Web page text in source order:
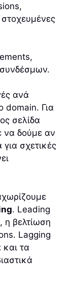
στοχευμένες
ανά
domain. Για
σελίδα
να δούμε αν
σχετικές
. Leading
η βελτίωση
Lagging
και τα